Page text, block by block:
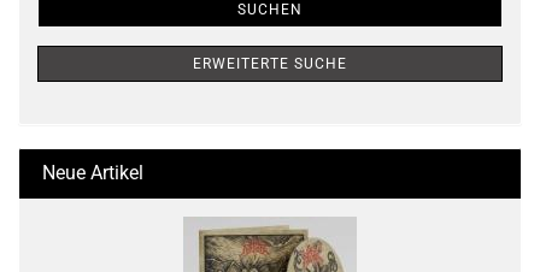
SUCHEN
ERWEITERTE SUCHE
Neue Artikel